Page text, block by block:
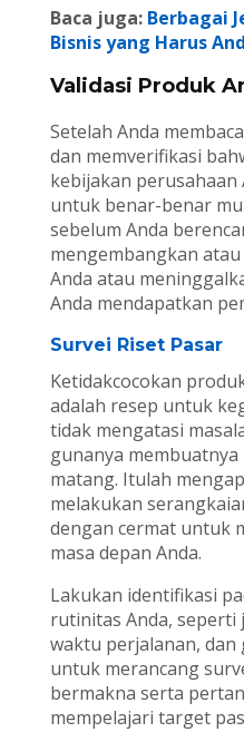
Baca juga: Berbagai
Bisnis yang Harus
Validasi Produk
Setelah Anda
dan memverifikasi
kebijakan perusahaan
untuk benar-benar
sebelum Anda
mengembangkan
Anda atau
Anda mendapatkan
Survei Riset Pasar
Ketidakcocokan
adalah resep untuk
tidak mengatasi
gunanya
matang. Itulah
melakukan
dengan cermat untuk
masa depan Anda.
Lakukan identifikasi
rutinitas Anda, seperti
waktu perjalanan,
untuk merancang
bermakna serta
mempelajari target